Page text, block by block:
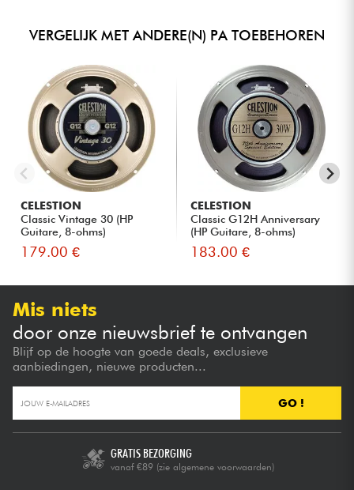
VERGELIJK MET ANDERE(N) PA TOEBEHOREN
CELESTION
Classic Vintage 30 (HP
Guitare, 8-ohms)
179.00 €
CELESTION
Classic G12H Anniversary
(HP Guitare, 8-ohms)
183.00 €
Mis niets
door onze nieuwsbrief te ontvangen
Blijf op de hoogte van goede deals, exclusieve
aanbiedingen, nieuwe producten...
GO !
GRATIS BEZORGING
vanaf €89 (zie algemene voorwaarden)